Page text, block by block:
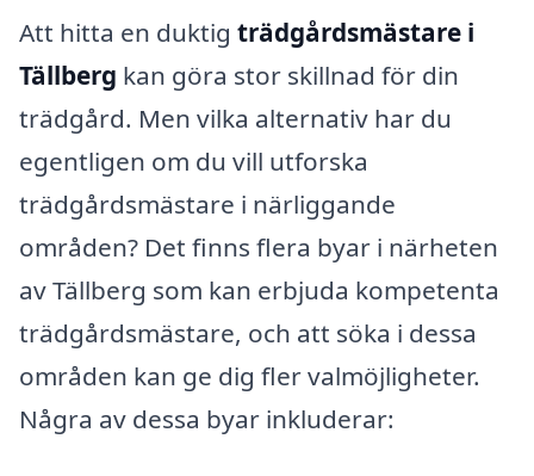
Att hitta en duktig trädgårdsmästare i
Tällberg kan göra stor skillnad för din
trädgård. Men vilka alternativ har du
egentligen om du vill utforska
trädgårdsmästare i närliggande
områden? Det finns flera byar i närheten
av Tällberg som kan erbjuda kompetenta
trädgårdsmästare, och att söka i dessa
områden kan ge dig fler valmöjligheter.
Några av dessa byar inkluderar: